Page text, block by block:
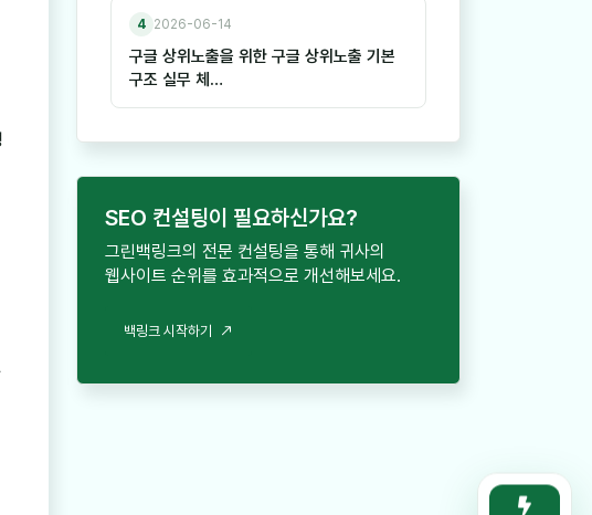
4 2026-06-14
구글 상위노출을 위한 구글 상위노출 기본
구조 실무 체…
SEO 컨설팅이 필요하신가요?
그린백링크의 전문 컨설팅을 통해 귀사의
웹사이트 순위를 효과적으로 개선해보세요.
백링크 시작하기